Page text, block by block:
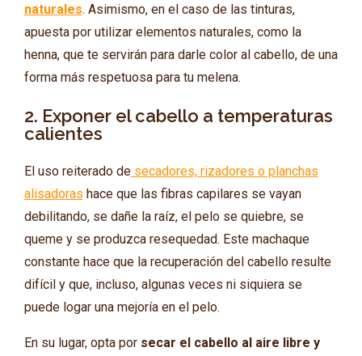
naturales. Asimismo, en el caso de las tinturas,
apuesta por utilizar elementos naturales, como la
henna, que te servirán para darle color al cabello, de una
forma más respetuosa para tu melena.
2. Exponer el cabello a temperaturas
calientes
El uso reiterado desecadores, rizadores o planchas
alisadoras hace que las fibras capilares se vayan
debilitando, se dañe la raíz, el pelo se quiebre, se
queme y se produzca resequedad. Este machaque
constante hace que la recuperación del cabello resulte
difícil y que, incluso, algunas veces ni siquiera se
puede logar una mejoría en el pelo.
En su lugar, opta por secar el cabello al aire libre y